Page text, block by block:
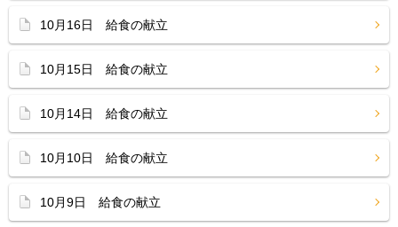
10月16日 給食の献立
10月15日 給食の献立
10月14日 給食の献立
10月10日 給食の献立
10月9日 給食の献立